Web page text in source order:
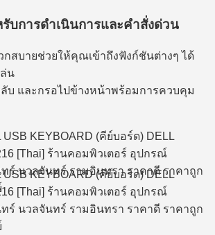
บการดำเนินการและคำสั่งด่วน
สบายช่วยให้คุณเข้าถึงฟังก์ชันต่างๆ ได้
ล่น
บ และกรอไปข้างหน้าพร้อมการควบคุม